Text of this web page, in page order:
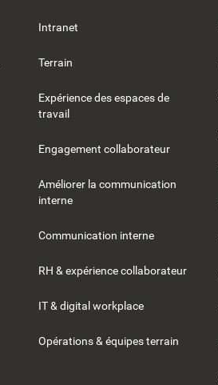
Intranet
Terrain
Expérience des espaces de
travail
Engagement collaborateur
Améliorer la communication
interne
Communication interne
RH & expérience collaborateur
IT & digital workplace
Opérations & équipes terrain